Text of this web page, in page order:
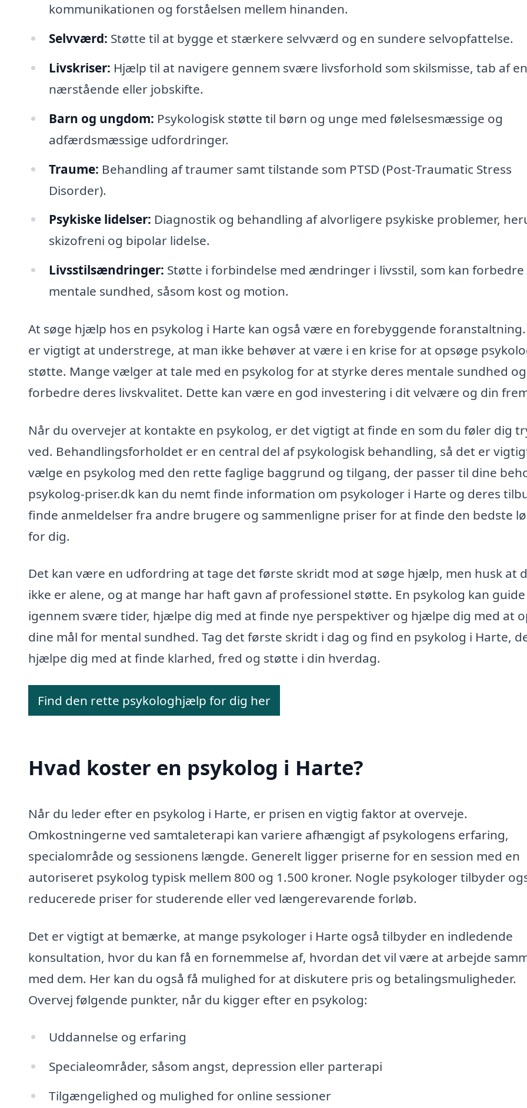
kommunikationen og forståelsen mellem hinanden.
Selvværd: Støtte til at bygge et stærkere selvværd og en sundere selvopfattelse.
Livskriser: Hjælp til at navigere gennem svære livsforhold som skilsmisse, tab af en
nærstående eller jobskifte.
Barn og ungdom: Psykologisk støtte til børn og unge med følelsesmæssige og
adfærdsmæssige udfordringer.
Traume: Behandling af traumer samt tilstande som PTSD (Post-Traumatic Stress
Disorder).
Psykiske lidelser: Diagnostik og behandling af alvorligere psykiske problemer,
skizofreni og bipolar lidelse.
Livsstilsændringer: Støtte i forbindelse med ændringer i livsstil, som kan forbedre
mentale sundhed, såsom kost og motion.
At søge hjælp hos en psykolog i Harte kan også være en forebyggende
er vigtigt at understrege, at man ikke behøver at være i en krise for at opsøge
støtte. Mange vælger at tale med en psykolog for at styrke deres mentale sundhed og
forbedre deres livskvalitet. Dette kan være en god investering i dit velvære og din
Når du overvejer at kontakte en psykolog, er det vigtigt at finde en som du føler dig
ved. Behandlingsforholdet er en central del af psykologisk behandling, så det er
vælge en psykolog med den rette faglige baggrund og tilgang, der passer til dine
psykolog-priser.dk kan du nemt finde information om psykologer i Harte og deres
finde anmeldelser fra andre brugere og sammenligne priser for at finde den bedste
for dig.
Det kan være en udfordring at tage det første skridt mod at søge hjælp, men husk at
ikke er alene, og at mange har haft gavn af professionel støtte. En psykolog kan
igennem svære tider, hjælpe dig med at finde nye perspektiver og hjælpe dig med at
dine mål for mental sundhed. Tag det første skridt i dag og find en psykolog i Harte,
hjælpe dig med at finde klarhed, fred og støtte i din hverdag.
Find den rette psykologhjælp for dig her
Hvad koster en psykolog i Harte?
Når du leder efter en psykolog i Harte, er prisen en vigtig faktor at overveje.
Omkostningerne ved samtaleterapi kan variere afhængigt af psykologens erfaring,
specialområde og sessionens længde. Generelt ligger priserne for en session med en
autoriseret psykolog typisk mellem 800 og 1.500 kroner. Nogle psykologer tilbyder
reducerede priser for studerende eller ved længerevarende forløb.
Det er vigtigt at bemærke, at mange psykologer i Harte også tilbyder en indledende
konsultation, hvor du kan få en fornemmelse af, hvordan det vil være at arbejde
med dem. Her kan du også få mulighed for at diskutere pris og betalingsmuligheder.
Overvej følgende punkter, når du kigger efter en psykolog:
Uddannelse og erfaring
Specialeområder, såsom angst, depression eller parterapi
Tilgængelighed og mulighed for online sessioner